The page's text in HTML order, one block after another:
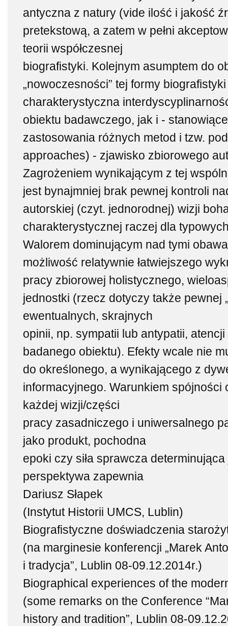
antyczna z natury (vide ilość i jakość
pretekstową, a zatem w pełni
teorii współczesnej
biografistyki. Kolejnym asumptem do
„nowoczesności” tej formy
charakterystyczna
obiektu badawczego, jak i -
zastosowania różnych metod i tzw.
approaches) - zjawisko zbiorowego
Zagrożeniem wynikającym z tej
jest bynajmniej brak pewnej kontroli
autorskiej (czyt. jednorodnej) wizji
charakterystycznej raczej dla
Walorem dominującym nad tymi
możliwość relatywnie łatwiejszego
pracy zbiorowej holistycznego,
jednostki (rzecz dotyczy także pewnej
ewentualnych, skrajnych
opinii, np. sympatii lub antypatii,
badanego obiektu). Efekty wcale nie
do określonego, a wynikającego z
informacyjnego. Warunkiem spójności
każdej wizji/części
pracy zasadniczego i uniwersalnego
jako produkt, pochodna
epoki czy siła sprawcza
perspektywa zapewnia
Dariusz Słapek
(Instytut Historii UMCS, Lublin)
Biografistyczne doświadczenia
(na marginesie konferencji „Marek
i tradycja”, Lublin 08-09.12.2014r.)
Biographical experiences of the
(some remarks on the Conference
history and tradition”, Lublin 08-